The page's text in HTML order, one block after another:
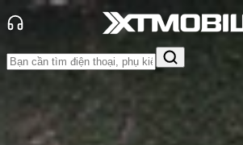
Tin tức
So Sánh